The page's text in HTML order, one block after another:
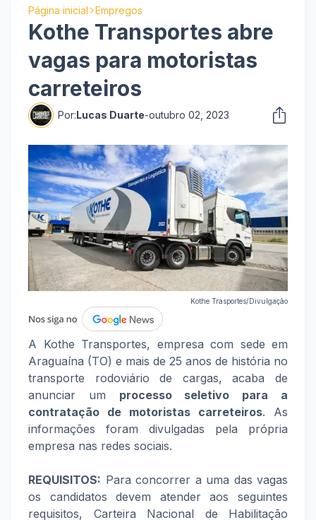
Página inicial Empregos
Kothe Transportes abre
vagas para motoristas
carreteiros
Por:Lucas Duarte-outubro 02, 2023
Kothe Trasportes/Divulgação
A Kothe Transportes, empresa com sede em
Araguaína (TO) e mais de 25 anos de história no
transporte rodoviário de cargas, acaba de
anunciar um processo seletivo para a
contratação de motoristas carreteiros. As
informações foram divulgadas pela própria
empresa nas redes sociais.
REQUISITOS: Para concorrer a uma das vagas
os candidatos devem atender aos seguintes
requisitos, Carteira Nacional de Habilitação